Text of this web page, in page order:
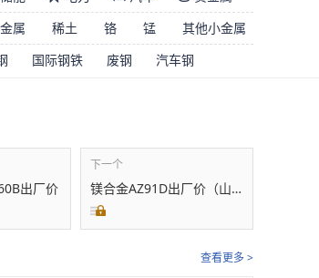
属 稀土 铬 锰
其他小金属
国际钢铁 废钢 汽车钢
出厂价
下一个
镁合金AZ91D出厂价（山西）
查看更多 >